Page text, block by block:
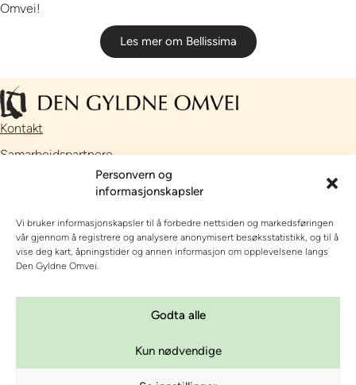
Personvern og
informasjonskapsler
Vi bruker informasjonskapsler til å forbedre nettsiden og markedsføringen
vår gjennom å registrere og analysere anonymisert besøksstatistikk, og til å
vise deg kart, åpningstider og annen informasjon om opplevelsene langs
Den Gyldne Omvei.
Godta alle
Kun nødvendige
Omvei!
Les mer om Bellissima
Kontakt
Samarbeidspartnere
// Nettside utviklet avTalkto
OPPLEVE, SE OG GJØRE
OVERNATTING
OM DEN GYLDNE OMVEI
KURS OG KONFERANSE